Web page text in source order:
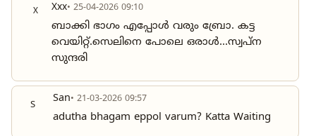
X Xxx• 25-04-2026 09:10
ബാക്കി ഭാഗം എപ്പോൾ വരും ബ്രോ. കട്ട
വെയിറ്റ്.സെലിനെ പോലെ ഒരാൾ...സ്വപ്ന
സുന്ദരി
S San• 21-03-2026 09:57
adutha bhagam eppol varum? Katta Waiting